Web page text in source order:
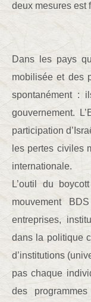
deux mesures est
Dans les pays
mobilisée et des
spontanément :
gouvernement.
participation
les pertes civiles
internationale.
L’outil du
mouvement
entreprises,
dans la politique
d’institutions
pas chaque
des